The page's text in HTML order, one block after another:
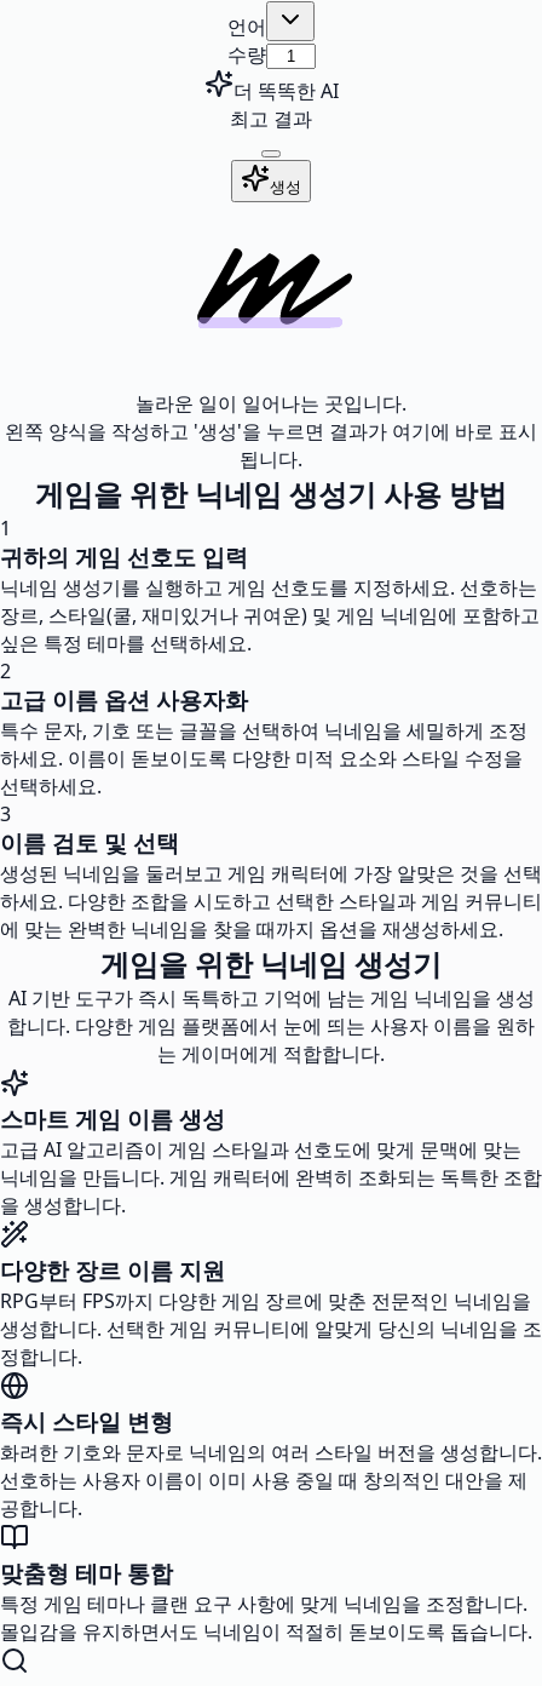
언어
수량
더 똑똑한 AI
최고 결과
생성
놀라운 일이 일어나는 곳입니다.
왼쪽 양식을 작성하고 '생성'을 누르면 결과가 여기에 바로 표시
됩니다.
게임을 위한 닉네임 생성기 사용 방법
1
귀하의 게임 선호도 입력
닉네임 생성기를 실행하고 게임 선호도를 지정하세요. 선호하는
장르, 스타일(쿨, 재미있거나 귀여운) 및 게임 닉네임에 포함하고
싶은 특정 테마를 선택하세요.
2
고급 이름 옵션 사용자화
특수 문자, 기호 또는 글꼴을 선택하여 닉네임을 세밀하게 조정
하세요. 이름이 돋보이도록 다양한 미적 요소와 스타일 수정을
선택하세요.
3
이름 검토 및 선택
생성된 닉네임을 둘러보고 게임 캐릭터에 가장 알맞은 것을 선택
하세요. 다양한 조합을 시도하고 선택한 스타일과 게임 커뮤니티
에 맞는 완벽한 닉네임을 찾을 때까지 옵션을 재생성하세요.
게임을 위한 닉네임 생성기
AI 기반 도구가 즉시 독특하고 기억에 남는 게임 닉네임을 생성
합니다. 다양한 게임 플랫폼에서 눈에 띄는 사용자 이름을 원하
는 게이머에게 적합합니다.
스마트 게임 이름 생성
고급 AI 알고리즘이 게임 스타일과 선호도에 맞게 문맥에 맞는
닉네임을 만듭니다. 게임 캐릭터에 완벽히 조화되는 독특한 조합
을 생성합니다.
다양한 장르 이름 지원
RPG부터 FPS까지 다양한 게임 장르에 맞춘 전문적인 닉네임을
생성합니다. 선택한 게임 커뮤니티에 알맞게 당신의 닉네임을 조
정합니다.
즉시 스타일 변형
화려한 기호와 문자로 닉네임의 여러 스타일 버전을 생성합니다.
선호하는 사용자 이름이 이미 사용 중일 때 창의적인 대안을 제
공합니다.
맞춤형 테마 통합
특정 게임 테마나 클랜 요구 사항에 맞게 닉네임을 조정합니다.
몰입감을 유지하면서도 닉네임이 적절히 돋보이도록 돕습니다.